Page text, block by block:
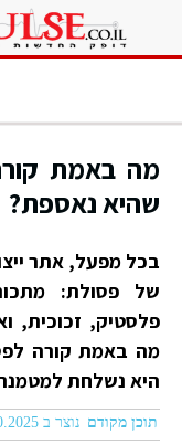
מה באמת
שהיא נאספת?
בכל מפעל, אתר
של פסולת:
פלסטיק, זכוכית,
מה באמת קורה
היא נשלחת
תוכן מקודם נוצר ב 26.10.2025 03:10